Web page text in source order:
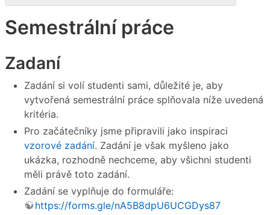
Semestrální práce
Zadaní
Zadání si volí studenti sami, důležité je, aby
vytvořená semestrální práce splňovala níže uvedená
kritéria.
Pro začátečníky jsme připravili jako inspiraci
vzorové zadání. Zadání je však myšleno jako
ukázka, rozhodně nechceme, aby všichni studenti
měli právě toto zadání.
Zadání se vyplňuje do formuláře:
https://forms.gle/nA5B8dpU6UCGDys87